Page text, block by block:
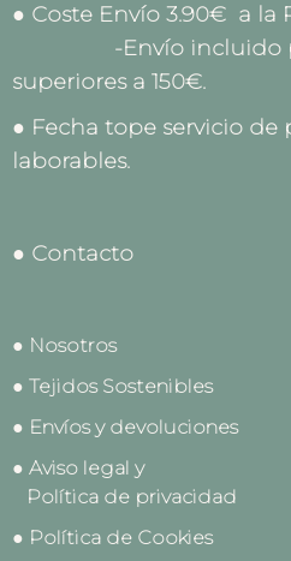
● Coste Envío
-Envío incluido
superiores a 150€.
● Fecha tope servicio de
laborables.
● Contacto
● Nosotros
● Tejidos Sostenibles
● Envíos y devoluciones
● Aviso legal y
Política de privacidad
● Política de Cookies